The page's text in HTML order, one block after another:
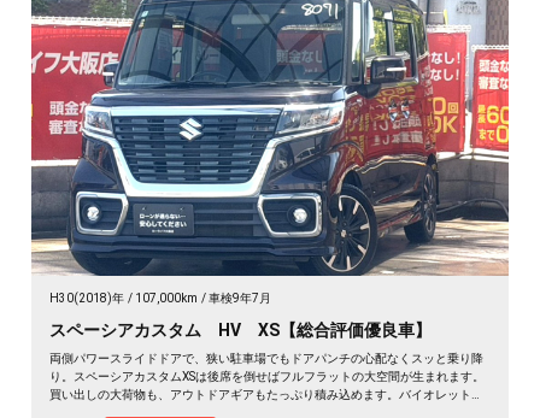
H30(2018)年 107,000km 車検9年7月
スペーシアカスタム HV XS【総合評価優良車】
両側パワースライドドアで、狭い駐車場でもドアパンチの心配なくスッと乗り降
り。スペーシアカスタムXSは後席を倒せばフルフラットの大空間が生まれます。
買い出しの大荷物も、アウトドアギアもたっぷり積み込めます。バイオレットの